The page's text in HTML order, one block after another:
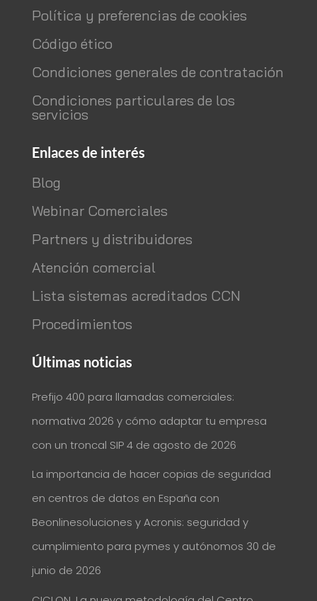
Política y preferencias de cookies
Código ético
Condiciones generales de contratación
Condiciones particulares de los
servicios
Enlaces de interés
Blog
Webinar Comerciales
Partners y distribuidores
Atención comercial
Lista sistemas acreditados CCN
Procedimientos
Últimas noticias
Prefijo 400 para llamadas comerciales:
normativa 2026 y cómo adaptar tu empresa
con un troncal SIP 4 de agosto de 2026
La importancia de hacer copias de seguridad
en centros de datos en España con
Beonlinesoluciones y Acronis: seguridad y
cumplimiento para pymes y autónomos 30 de
junio de 2026